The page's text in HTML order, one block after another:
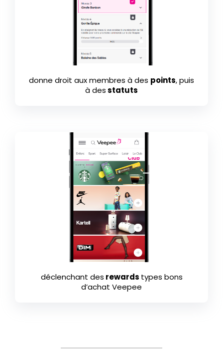
donne droit aux membres à des points, puis
à desstatuts
déclenchant des rewards types bons
d’achat Veepee